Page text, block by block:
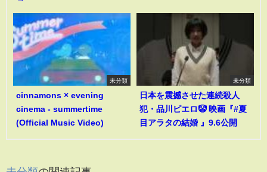
未分類
cinnamons × evening
cinema - summertime
(Official Music Video)
未分類
日本を震撼させた連続殺人
犯・品川ピエロ🤡 映画『#夏
目アラタの結婚 』9.6公開